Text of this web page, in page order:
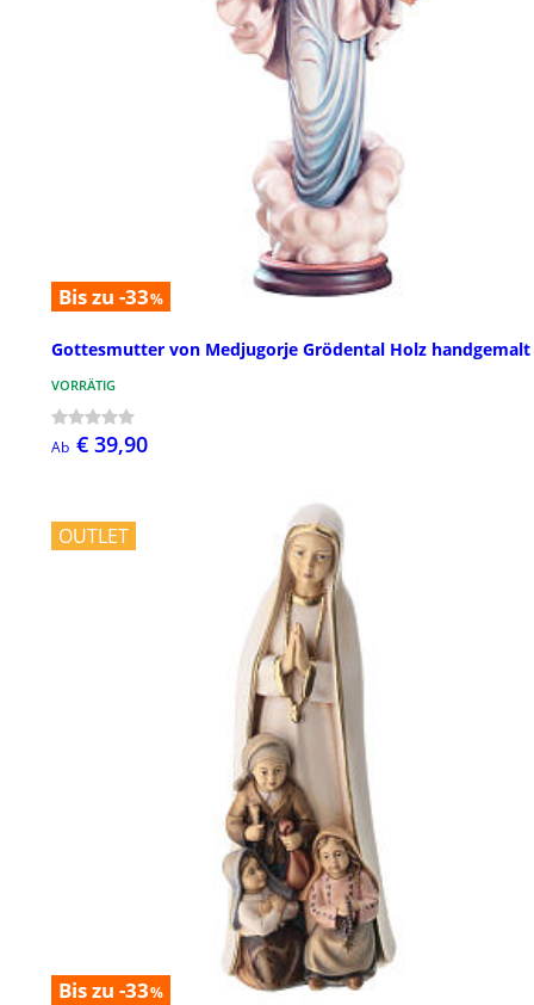
Bis zu -33%
Gottesmutter von Medjugorje Grödental Holz handgemalt
VORRÄTIG
Ab € 39,90
OUTLET
Bis zu -33%